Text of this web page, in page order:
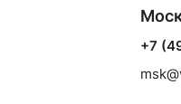
+7